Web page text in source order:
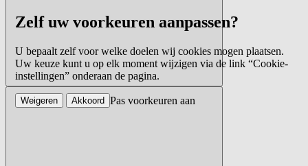
Zelf uw voorkeuren aanpassen?
U bepaalt zelf voor welke doelen wij cookies mogen plaatsen.
Uw keuze kunt u op elk moment wijzigen via de link “Cookie-
instellingen” onderaan de pagina.
Pas voorkeuren aan
Weigeren Akkoord